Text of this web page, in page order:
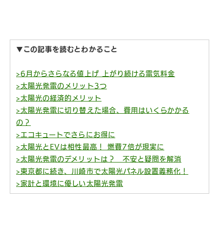
▼この記事を読むとわかること
>6月からさらなる値上げ 上がり続ける電気料金
>太陽光発電のメリット3つ
>太陽光の経済的メリット
>太陽光発電に切り替えた場合、費用はいくらかかる
の？
>エコキュートでさらにお得に
>太陽光とEVは相性最高！ 燃費7倍が現実に
>太陽光発電のデメリットは？ 不安と疑問を解消
>東京都に続き、川崎市で太陽光パネル設置義務化！
>家計と環境に優しい太陽光発電